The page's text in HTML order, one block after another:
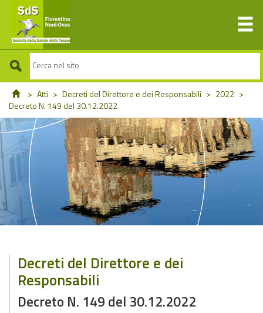
> Atti > Decreti del Direttore e dei Responsabili > 2022 >
Decreto N. 149 del 30.12.2022
Decreti del Direttore e dei
Responsabili
Decreto N. 149 del 30.12.2022